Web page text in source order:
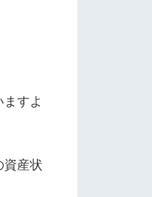
すよ
資産状